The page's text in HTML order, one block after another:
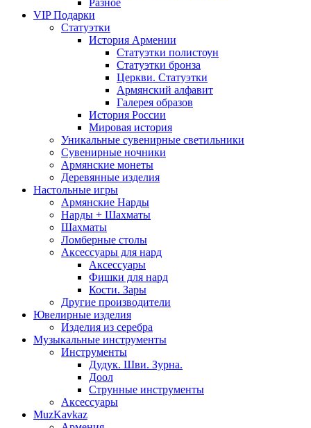
Разное
VIP Подарки
Статуэтки
История Армении
Статуэтки полистоун
Статуэтки бронза
Церкви. Статуэтки
Армянский алфавит
Галерея образов
История России
Мировая история
Уникальные сувенирные светильники
Сувенирные ночники
Армянские монеты
Деревянные изделия
Настольные игры
Армянские Нарды
Нарды + Шахматы
Шахматы
Ломберные столы
Аксессуары для нард
Аксессуары
Фишки для нард
Кости. Зары
Другие производители
Ювелирные изделия
Изделия из серебра
Музыкальные инструменты
Инструменты
Дудук. Шви. Зурна.
Доол
Струнные инструменты
Аксессуары
MuzKavkaz